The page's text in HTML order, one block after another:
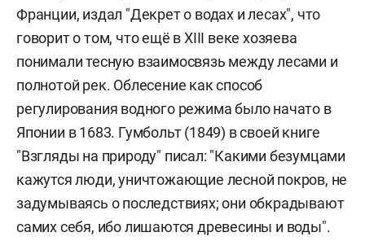
Франции, издал "Декрет о водах и лесах", что
говорит о том, что ещё в XIII веке хозяева
понимали тесную взаимосвязь между лесами и
полнотой рек. Облесение как способ
регулирования водного режима было начато в
Японии в 1683. Гумбольт (1849) в своей книге
"Взгляды на природу" писал: "Какими безумцами
кажутся люди, уничтожающие лесной покров, не
задумываясь о последствиях; они обкрадывают
самих себя, ибо лишаются древесины и воды".